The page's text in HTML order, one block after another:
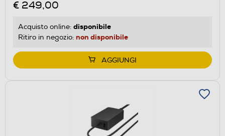
€ 249,00
Acquisto online: disponibile
Ritiro in negozio: non disponibile
AGGIUNGI